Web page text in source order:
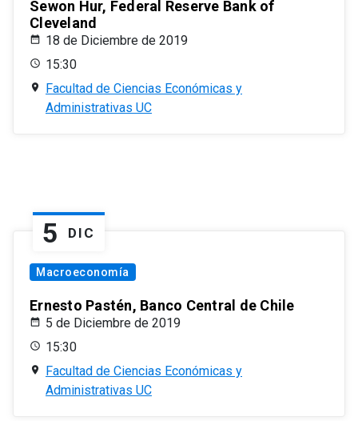
Sewon Hur, Federal Reserve Bank of
Cleveland
18 de Diciembre de 2019
15:30
Facultad de Ciencias Económicas y
Administrativas UC
5 DIC
Macroeconomía
Ernesto Pastén, Banco Central de Chile
5 de Diciembre de 2019
15:30
Facultad de Ciencias Económicas y
Administrativas UC